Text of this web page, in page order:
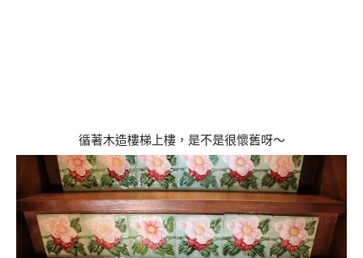
循著木造樓梯上樓，是不是很懷舊呀～